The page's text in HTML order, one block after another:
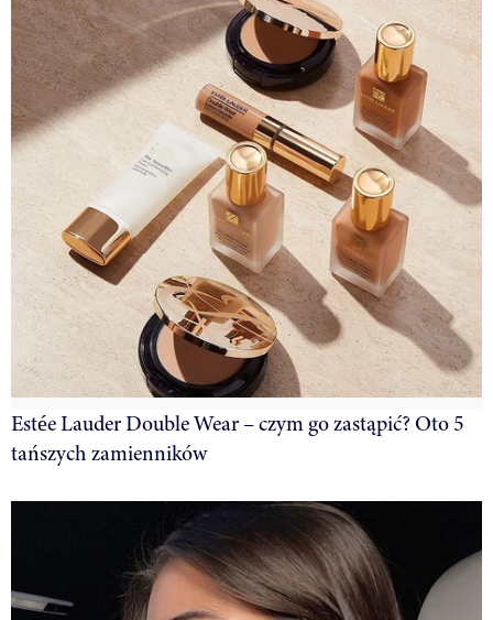
Estée Lauder Double Wear – czym go zastąpić? Oto 5
tańszych zamienników